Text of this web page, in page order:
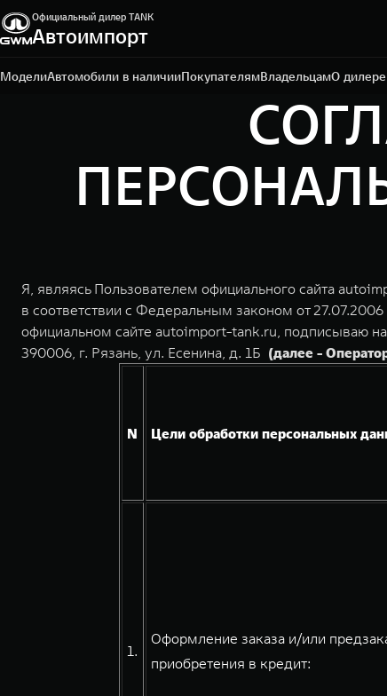
Официальный дилер TANK
Автоимпорт
МоделиАвтомобили в наличииПокупателямВладельцамО дилере
Рязань, Куйбышевское шоссе, д. 40, стр 1.
7 4912 506-300
Я, являясь Пользователем официального сайта
в соответствии с Федеральным законом от
официальном сайте autoimport-tank.ru, подписываю
390006, г. Рязань, ул. Есенина, д. 1Б (далее -
N Цели обработки персональных
1.
Оформление заказа и/или
приобретения в кредит: